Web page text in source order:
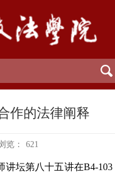
作的法律阐释
览： 621
讲坛第八十五讲在B4-103